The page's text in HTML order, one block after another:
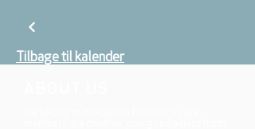
Tilbage til kalender